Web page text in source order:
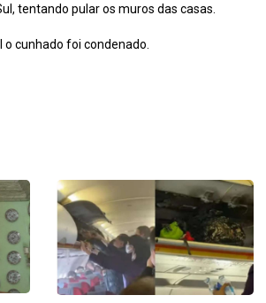
tentando pular os muros das casas.
cunhado foi condenado.